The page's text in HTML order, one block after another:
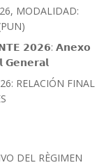
MODALIDAD:
𝟮𝟬𝟮𝟲: 𝗔𝗻𝗲𝘅𝗼
𝗚𝗲𝗻𝗲𝗿𝗮𝗹
RELACIÓN FINAL
DEL RÈGIMEN